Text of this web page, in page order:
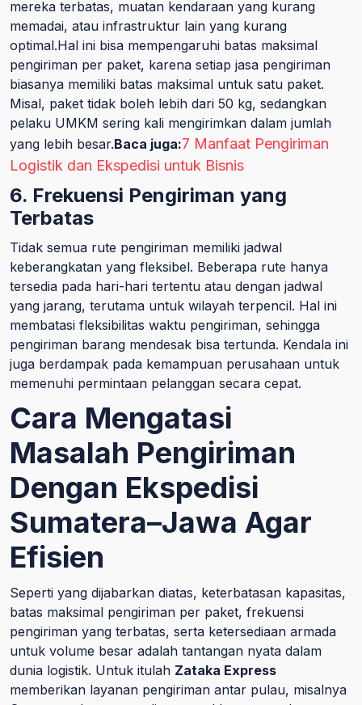
mereka terbatas, muatan kendaraan yang kurang
memadai, atau infrastruktur lain yang kurang
optimal.Hal ini bisa mempengaruhi batas maksimal
pengiriman per paket, karena setiap jasa pengiriman
biasanya memiliki batas maksimal untuk satu paket.
Misal, paket tidak boleh lebih dari 50 kg, sedangkan
pelaku UMKM sering kali mengirimkan dalam jumlah
yang lebih besar.Baca juga:7 Manfaat Pengiriman
Logistik dan Ekspedisi untuk Bisnis
6. Frekuensi Pengiriman yang
Terbatas
Tidak semua rute pengiriman memiliki jadwal
keberangkatan yang fleksibel. Beberapa rute hanya
tersedia pada hari-hari tertentu atau dengan jadwal
yang jarang, terutama untuk wilayah terpencil. Hal ini
membatasi fleksibilitas waktu pengiriman, sehingga
pengiriman barang mendesak bisa tertunda. Kendala ini
juga berdampak pada kemampuan perusahaan untuk
memenuhi permintaan pelanggan secara cepat.
Cara Mengatasi
Masalah Pengiriman
Dengan Ekspedisi
Sumatera–Jawa Agar
Efisien
Seperti yang dijabarkan diatas, keterbatasan kapasitas,
batas maksimal pengiriman per paket, frekuensi
pengiriman yang terbatas, serta ketersediaan armada
untuk volume besar adalah tantangan nyata dalam
dunia logistik. Untuk itulah Zataka Express
memberikan layanan pengiriman antar pulau, misalnya